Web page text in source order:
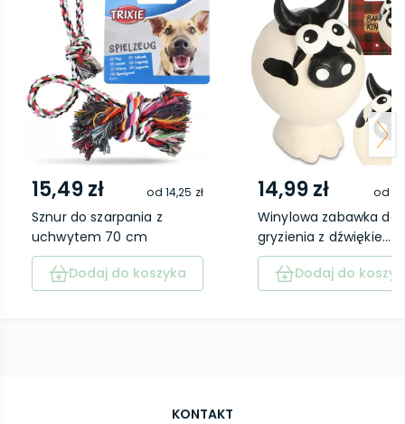
15,49 zł od 14,25 zł
Sznur do szarpania z
uchwytem 70 cm
Dodaj do koszyka
14,99 zł od
Winylowa zabawka do
gryzienia z dźwiękie...
Dodaj do
KONTAKT